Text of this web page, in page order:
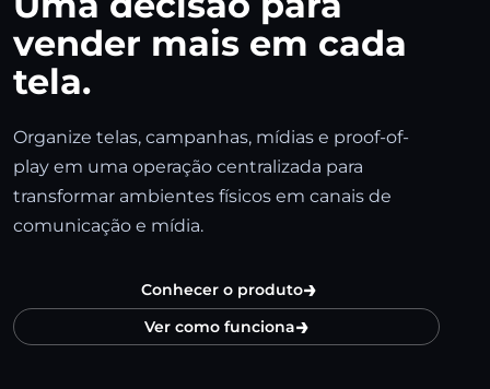
vender mais em cada
tela.
Organize telas, campanhas, mídias e proof-of-
play em uma operação centralizada para
transformar ambientes físicos em canais de
comunicação e mídia.
Conhecer o produto→
Ver como funciona→